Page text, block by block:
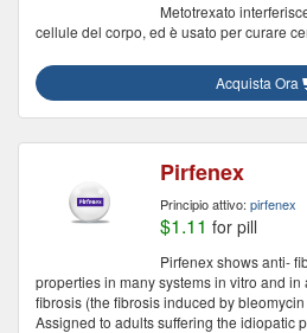
Metotrexato
cellule del corpo, ed è usato per curare
Acquista Ora
Pirfenex
Principio attivo: pirfenex
$1.11 for pill
Pirfenex shows anti-
properties in many systems in vitro and
fibrosis (the fibrosis induced by
Assigned to adults suffering the idiopatic